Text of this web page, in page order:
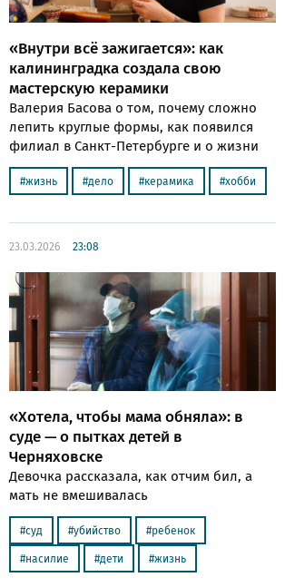
«Внутри всё зажигается»: как
калининградка создала свою
мастерскую керамики
Валерия Басова о том, почему сложно
лепить круглые формы, как появился
филиал в Санкт-Петербурге и о жизни
жизнь дело керамика хобби
23.03.2026 23:08
«Хотела, чтобы мама обняла»: в
суде — о пытках детей в
Черняховске
Девочка рассказала, как отчим бил, а
мать не вмешивалась
суд убийство ребенок
насилие дети жизнь